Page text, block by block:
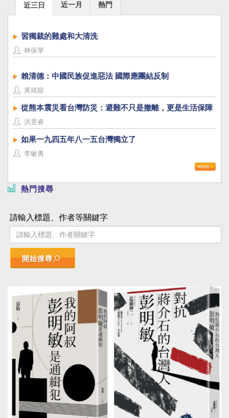
近三日 近一月 熱門
習獨裁的難處和大清洗
林保華
賴清德：中國民族促進惡法 國際應團結反制
黃靖媗
從熊本震災看台灣防災：避難不只是撤離，更是生活保障
洪昱睿
如果一九四五年八一五台灣獨立了
李敏勇
熱門搜尋
請輸入標題、作者等關鍵字
開始搜尋